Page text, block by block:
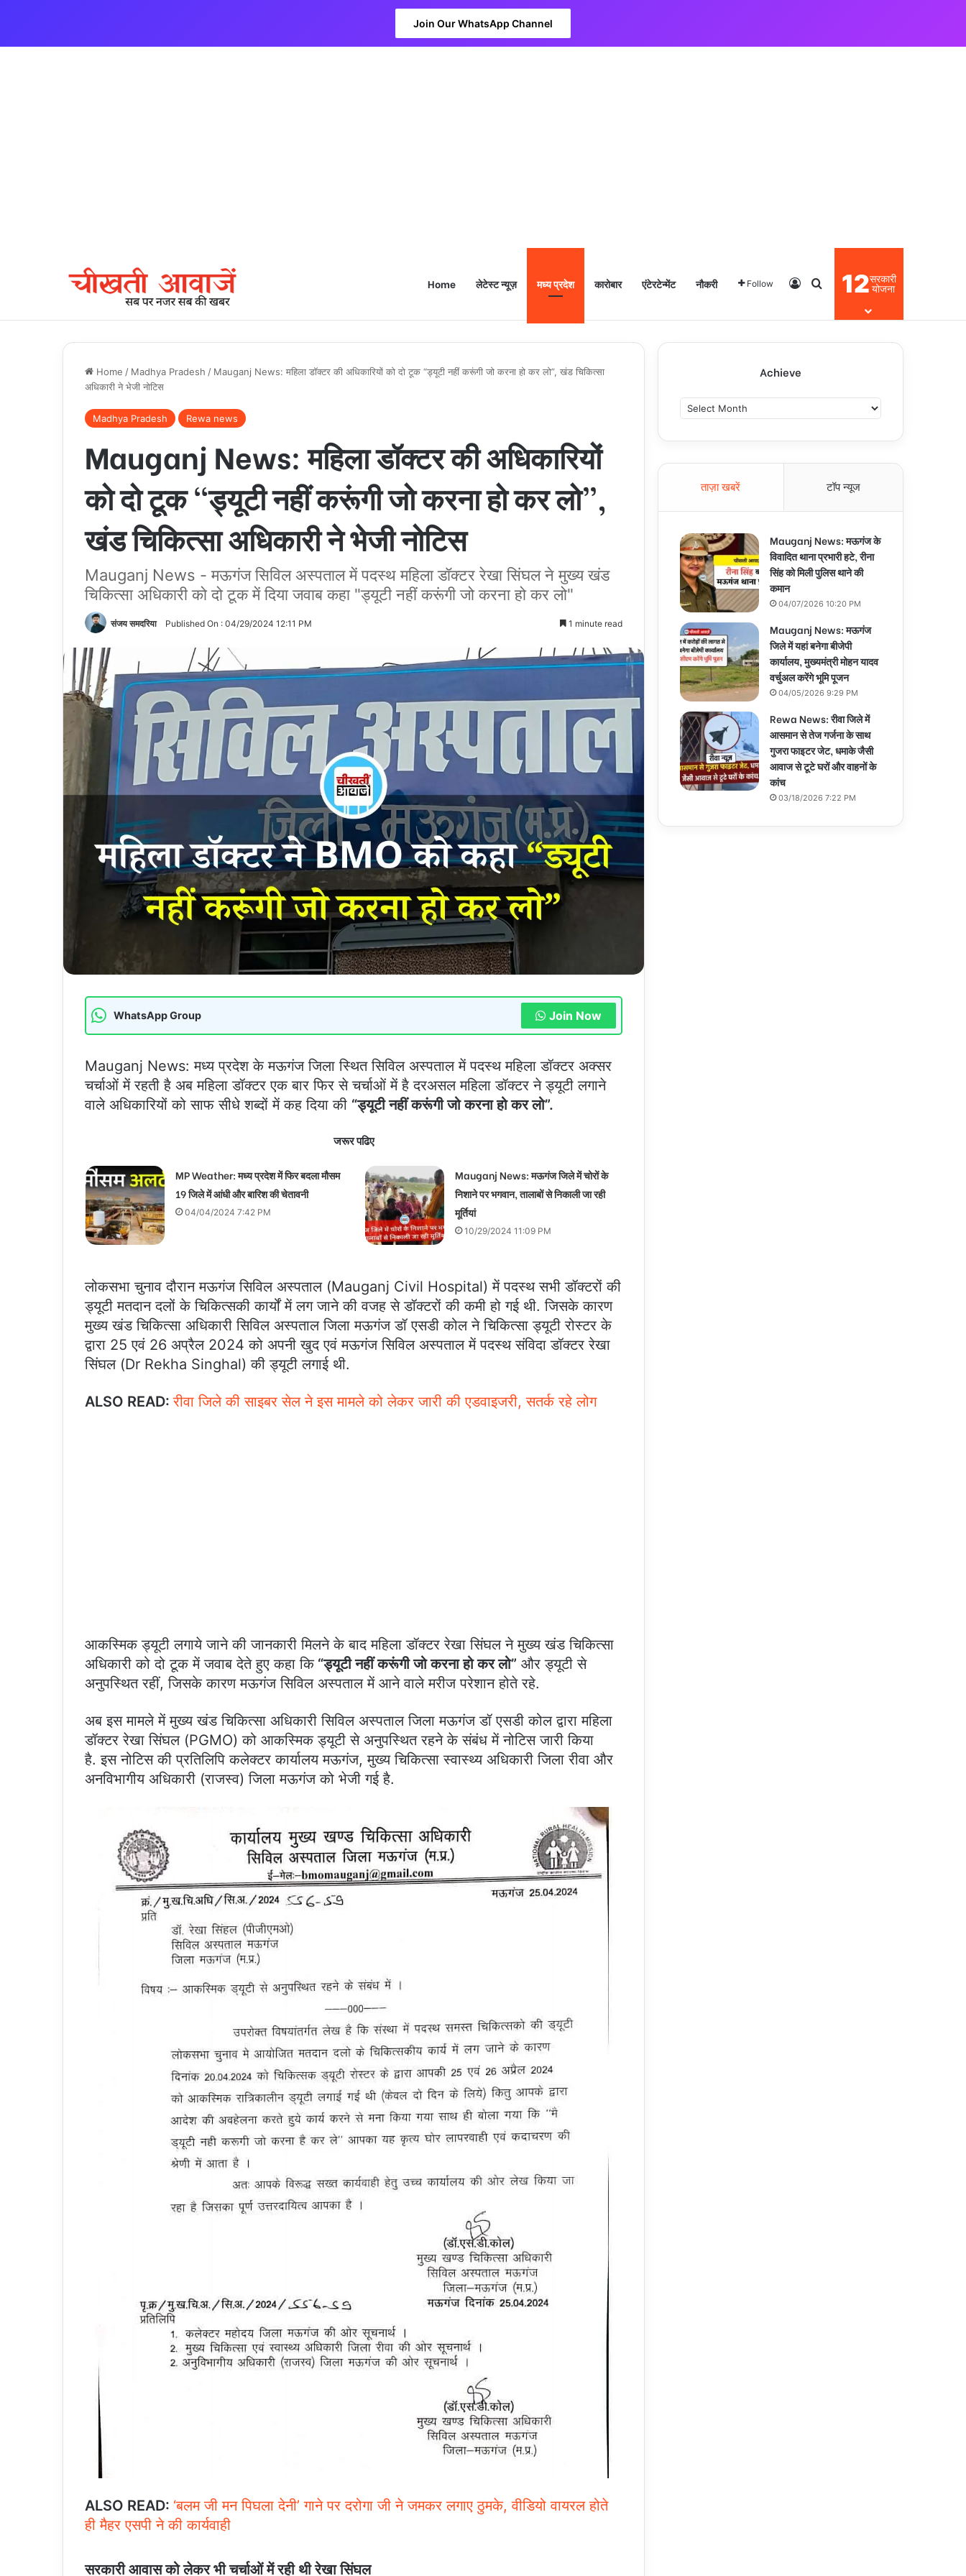
Join Our WhatsApp Channel
Home लेटेस्ट न्यूज़ मध्य प्रदेश कारोबार एंटेरटेन्मेंट नौकरी Follow Log InSearch for
12सरकारी
योजना
Home / Madhya Pradesh / Mauganj News: महिला डॉक्टर की अधिकारियों को दो टूक “ड्यूटी नहीं करूंगी जो करना हो कर लो”, खंड चिकित्सा
अधिकारी ने भेजी नोटिस
Madhya Pradesh Rewa news
Mauganj News: महिला डॉक्टर की अधिकारियों
को दो टूक “ड्यूटी नहीं करूंगी जो करना हो कर लो”,
खंड चिकित्सा अधिकारी ने भेजी नोटिस
Mauganj News - मऊगंज सिविल अस्पताल में पदस्थ महिला डॉक्टर रेखा सिंघल ने मुख्य खंड
चिकित्सा अधिकारी को दो टूक में दिया जवाब कहा "ड्यूटी नहीं करूंगी जो करना हो कर लो"
संजय समदरिया Published On : 04/29/2024 12:11 PM 1 minute read
WhatsApp Group Join Now
Mauganj News: मध्य प्रदेश के मऊगंज जिला स्थित सिविल अस्पताल में पदस्थ महिला डॉक्टर अक्सर
चर्चाओं में रहती है अब महिला डॉक्टर एक बार फिर से चर्चाओं में है दरअसल महिला डॉक्टर ने ड्यूटी लगाने
वाले अधिकारियों को साफ सीधे शब्दों में कह दिया की “ड्यूटी नहीं करूंगी जो करना हो कर लो”.
जरूर पढिए
MP Weather: मध्य प्रदेश में फिर बदला मौसम
19 जिले में आंधी और बारिश की चेतावनी
04/04/2024 7:42 PM
Mauganj News: मऊगंज जिले में चोरों के
निशाने पर भगवान, तालाबों से निकाली जा रही
मूर्तियां
10/29/2024 11:09 PM
लोकसभा चुनाव दौरान मऊगंज सिविल अस्पताल (Mauganj Civil Hospital) में पदस्थ सभी डॉक्टरों की
ड्यूटी मतदान दलों के चिकित्सकी कार्यों में लग जाने की वजह से डॉक्टरों की कमी हो गई थी. जिसके कारण
मुख्य खंड चिकित्सा अधिकारी सिविल अस्पताल जिला मऊगंज डॉ एसडी कोल ने चिकित्सा ड्यूटी रोस्टर के
द्वारा 25 एवं 26 अप्रैल 2024 को अपनी खुद एवं मऊगंज सिविल अस्पताल में पदस्थ संविदा डॉक्टर रेखा
सिंघल (Dr Rekha Singhal) की ड्यूटी लगाई थी.
ALSO READ:रीवा जिले की साइबर सेल ने इस मामले को लेकर जारी की एडवाइजरी, सतर्क रहे लोग
आकस्मिक ड्यूटी लगाये जाने की जानकारी मिलने के बाद महिला डॉक्टर रेखा सिंघल ने मुख्य खंड चिकित्सा
अधिकारी को दो टूक में जवाब देते हुए कहा कि“ड्यूटी नहीं करूंगी जो करना हो कर लो” और ड्यूटी से
अनुपस्थित रहीं, जिसके कारण मऊगंज सिविल अस्पताल में आने वाले मरीज परेशान होते रहे.
अब इस मामले में मुख्य खंड चिकित्सा अधिकारी सिविल अस्पताल जिला मऊगंज डॉ एसडी कोल द्वारा महिला
डॉक्टर रेखा सिंघल (PGMO) को आकस्मिक ड्यूटी से अनुपस्थित रहने के संबंध में नोटिस जारी किया
है. इस नोटिस की प्रतिलिपि कलेक्टर कार्यालय मऊगंज, मुख्य चिकित्सा स्वास्थ्य अधिकारी जिला रीवा और
अनविभागीय अधिकारी (राजस्व) जिला मऊगंज को भेजी गई है.
ALSO READ: ‘बलम जी मन पिघला देनी’ गाने पर दरोगा जी ने जमकर लगाए ठुमके, वीडियो वायरल होते
ही मैहर एसपी ने की कार्यवाही
सरकारी आवास को लेकर भी चर्चाओं में रही थी रेखा सिंघल
Achieve
c
e
ताज़ा खबरें टॉप न्यूज
Mauganj News: मऊगंज के
विवादित थाना प्रभारी हटे, रीना
सिंह को मिली पुलिस थाने की
कमान
04/07/2026 10:20 PM
Mauganj News: मऊगंज
जिले में यहां बनेगा बीजेपी
कार्यालय, मुख्यमंत्री मोहन यादव
वर्चुअल करेंगे भूमि पूजन
04/05/2026 9:29 PM
Rewa News: रीवा जिले में
आसमान से तेज गर्जना के साथ
गुजरा फाइटर जेट, धमाके जैसी
आवाज से टूटे घरों और वाहनों के
कांच
03/18/2026 7:22 PM